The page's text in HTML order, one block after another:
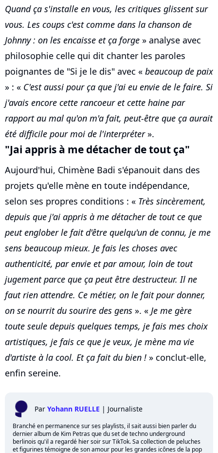
Quand ça s'installe en vous, les critiques glissent sur
vous. Les coups c'est comme dans la chanson de
Johnny : on les encaisse et ça forge » analyse avec
philosophie celle qui dit chanter les paroles
poignantes de "Si je le dis" avec « beaucoup de paix
» : « C'est aussi pour ça que j'ai eu envie de le faire. Si
j'avais encore cette rancoeur et cette haine par
rapport au mal qu'on m'a fait, peut-être que ça aurait
été difficile pour moi de l'interpréter».
"Jai appris à me détacher de tout ça"
Aujourd'hui, Chimène Badi s'épanouit dans des
projets qu'elle mène en toute indépendance,
selon ses propres conditions : « Très sincèrement,
depuis que j'ai appris à me détacher de tout ce que
peut englober le fait d'être quelqu'un de connu, je me
sens beaucoup mieux. Je fais les choses avec
authenticité, par envie et par amour, loin de tout
jugement parce que ça peut être destructeur. Il ne
faut rien attendre. Ce métier, on le fait pour donner,
on se nourrit du sourire des gens ». « Je me gère
toute seule depuis quelques temps, je fais mes choix
artistiques, je fais ce que je veux, je mène ma vie
d'artiste à la cool. Et ça fait du bien ! » conclut-elle,
enfin sereine.
Par Yohann RUELLE | Journaliste
Branché en permanence sur ses playlists, il sait aussi bien parler du
dernier album de Kim Petras que du set de techno underground
berlinois qu'il a regardé hier soir sur TikTok. Sa collection de peluches
et figurines témoigne de son amour pour les grandes icônes de la pop